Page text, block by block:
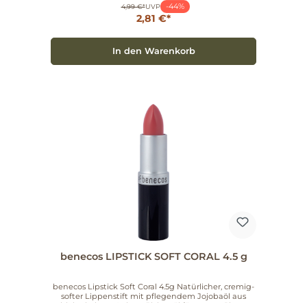
benecos Lip Brush auf. Für mehr Halt umranden
oder füllen Sie die Lippen mit dem benecos Lipliner
und geben anschließend den Lippenstift auf.
4,99 €*UVP -44%
2,81 €*
In den Warenkorb
benecos LIPSTICK SOFT CORAL 4.5 g
benecos Lipstick Soft Coral 4.5g Natürlicher, cremig-
softer Lippenstift mit pflegendem Jojobaöl aus